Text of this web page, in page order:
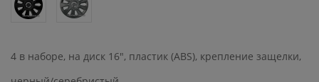
4 в наборе, на диск 16", пластик (ABS), крепление защелки,